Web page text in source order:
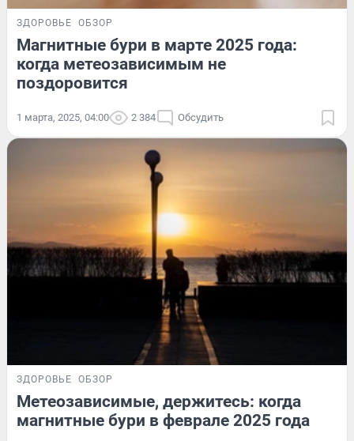
ЗДОРОВЬЕ ОБЗОР
Магнитные бури в марте 2025 года:
когда метеозависимым не
поздоровится
1 марта, 2025, 04:00 2 384 Обсудить
ЗДОРОВЬЕ ОБЗОР
Метеозависимые, держитесь: когда
магнитные бури в феврале 2025 года